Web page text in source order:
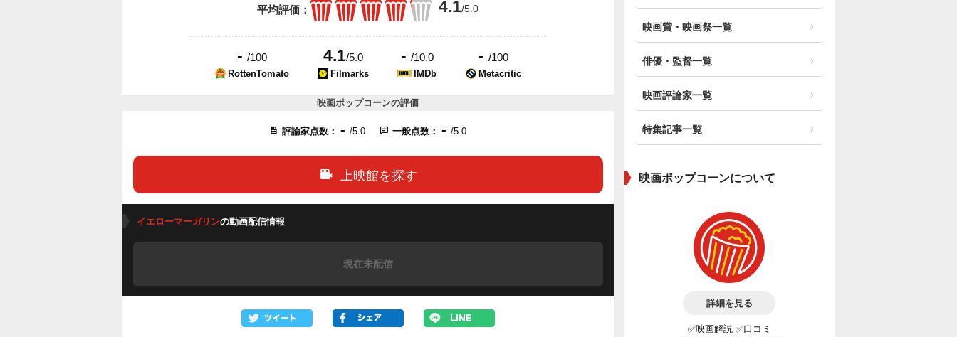
平均評価： 4.1/5.0
- /100
RottenTomato
4.1/5.0
Filmarks
- /10.0
IMDb
- /100
Metacritic
映画ポップコーンの評価
評論家点数： -/5.0 一般点数： -/5.0
上映館を探す
イエローマーガリンの動画配信情報
現在未配信
映画賞・映画祭一覧
俳優・監督一覧
映画評論家一覧
特集記事一覧
映画ポップコーンについて
詳細を見る
✅映画解説 ✅口コミ